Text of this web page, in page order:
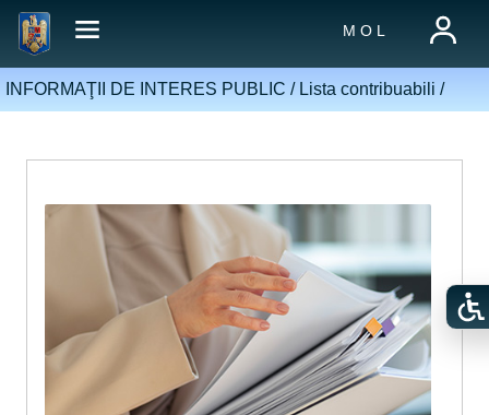
M O L
INFORMAŢII DE INTERES PUBLIC / Lista contribuabili /